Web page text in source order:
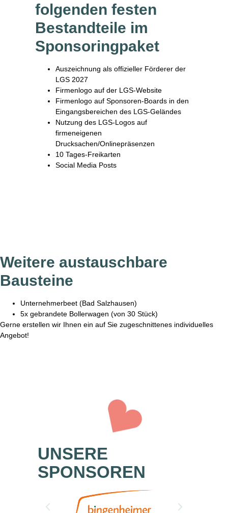
folgenden festen
Bestandteile im
Sponsoringpaket
Auszeichnung als offizieller Förderer der
LGS 2027
Firmenlogo auf der LGS-Website
Firmenlogo auf Sponsoren-Boards in den
Eingangsbereichen des LGS-Geländes
Nutzung des LGS-Logos auf
firmeneigenen
Drucksachen/Onlinepräsenzen
10 Tages-Freikarten
Social Media Posts
Weitere austauschbare
Bausteine
Unternehmerbeet (Bad Salzhausen)
5x gebrandete Bollerwagen (von 30 Stück)
Gerne erstellen wir Ihnen ein auf Sie zugeschnittenes individuelles
Angebot!
UNSERE
SPONSOREN